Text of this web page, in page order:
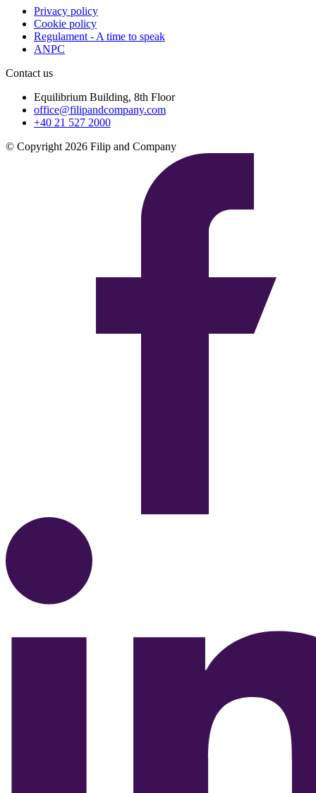
Privacy policy
Cookie policy
Regulament - A time to speak
ANPC
Contact us
Equilibrium Building, 8th Floor
office@filipandcompany.com
+40 21 527 2000
© Copyright 2026 Filip and Company